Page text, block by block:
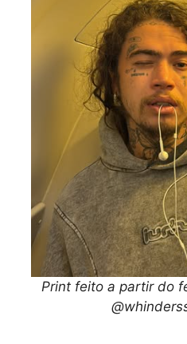
Print feito a partir do